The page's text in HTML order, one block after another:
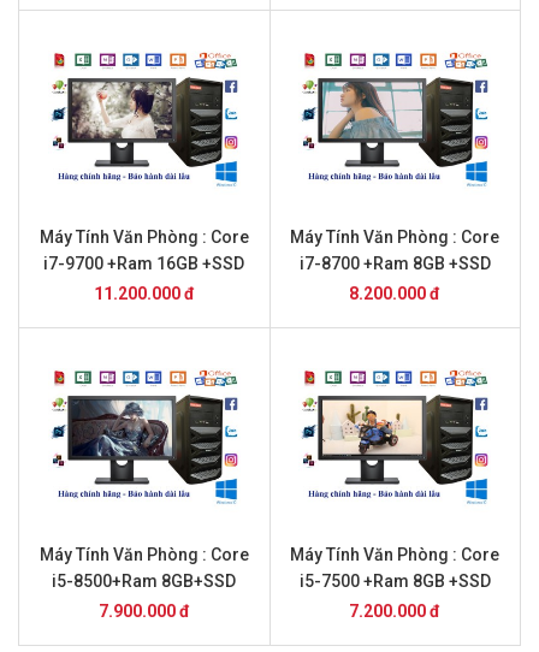
Máy Tính Văn Phòng : Core
i7-9700 +Ram 16GB +SSD
256GB + 22 inch Dell
11.200.000 đ
Máy Tính Văn Phòng : Core
i7-8700 +Ram 8GB +SSD
256GB + 20inch Dell
8.200.000 đ
Máy Tính Văn Phòng : Core
i5-8500+Ram 8GB+SSD
256GB+ 20inch Dell
7.900.000 đ
Máy Tính Văn Phòng : Core
i5-7500 +Ram 8GB +SSD
256GB+ 20 inch DELL
7.200.000 đ